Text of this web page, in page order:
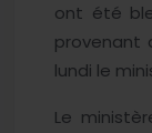
ont été
provenant
lundi le
Le